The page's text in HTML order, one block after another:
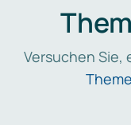
Versuchen Sie,